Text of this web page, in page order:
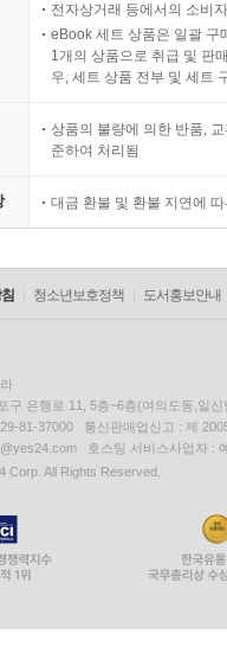
전자상거래 등에서의 소비
eBook 세트 상품은 일괄 구
1개의 상품으로 취급 및 판
우, 세트 상품 전부 및 세트
상품의 불량에 의한 반품,
준하여 처리됨
대금 환불 및 환불 지연에
청소년보호정책 도서홍보안내
구 은행로 11, 5층~6층(여의도동,일신
81-37000 통신판매업신고 : 제
호스팅 서비스사업자 :
All Rights Reserved.